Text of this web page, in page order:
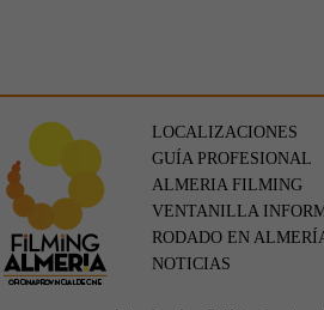
LOCALIZACIONES
GUÍA PROFESIONAL
ALMERIA FILMING
VENTANILLA
RODADO EN
NOTICIAS